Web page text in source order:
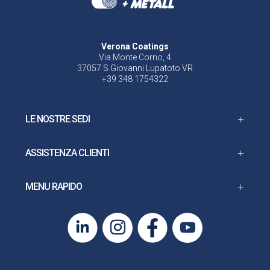
Verona Coatings
Via Monte Corno, 4
37057 S.Giovanni Lupatoto VR
+39 348 1754322
LE NOSTRE SEDI
ASSISTENZA CLIENTI
MENU RAPIDO